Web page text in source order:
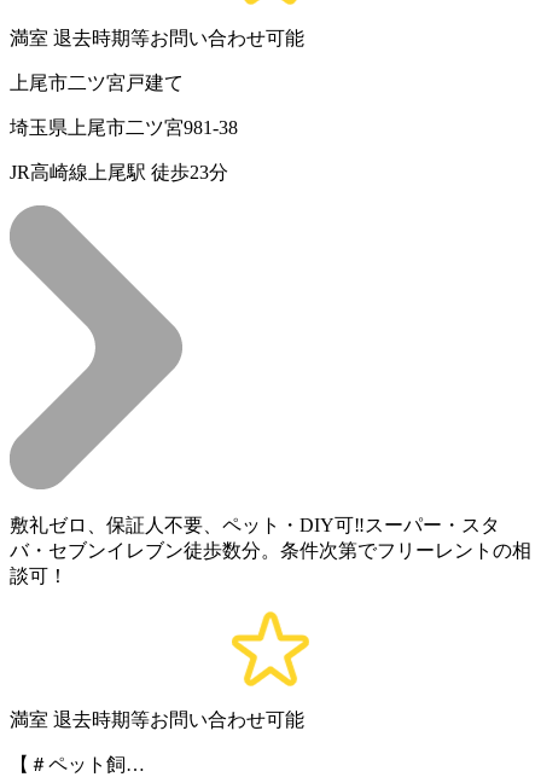
満室 退去時期等お問い合わせ可能
上尾市二ツ宮戸建て
埼玉県上尾市二ツ宮981-38
JR高崎線上尾駅 徒歩23分
敷礼ゼロ、保証人不要、ペット・DIY可‼️スーパー・スタ
バ・セブンイレブン徒歩数分。条件次第でフリーレントの相
談可！
満室 退去時期等お問い合わせ可能
【＃ペット飼…